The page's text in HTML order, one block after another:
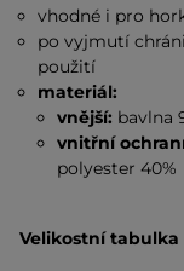
vhodné i pro
po vyjmutí
použití
materiál:
vnější: bavlna
vnitřní
polyester 40%
Velikostní